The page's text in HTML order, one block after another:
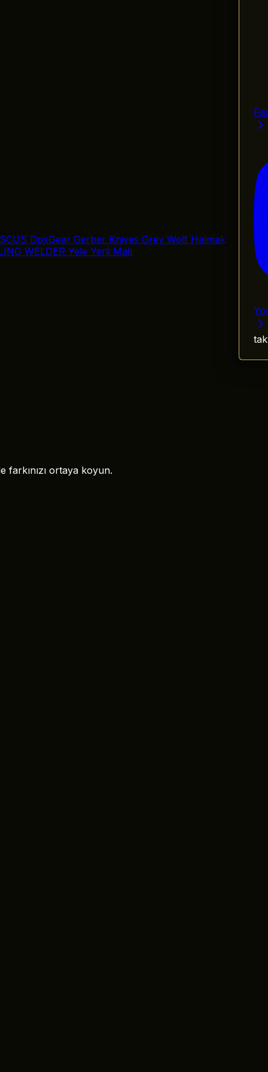
DpxGear Gerber Knives Grey Wolf Halmak
WELDER Yele Yerli Malı
ortaya koyun.